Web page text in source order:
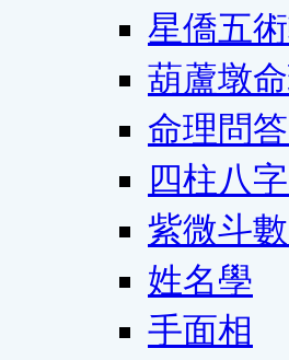
星僑五
葫蘆墩
命理問答
四柱八字
紫微斗數
姓名學
手面相